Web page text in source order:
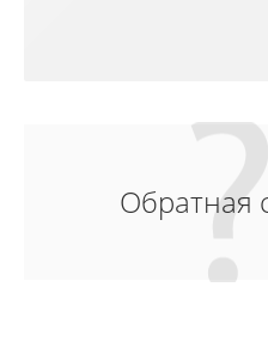
Обратная